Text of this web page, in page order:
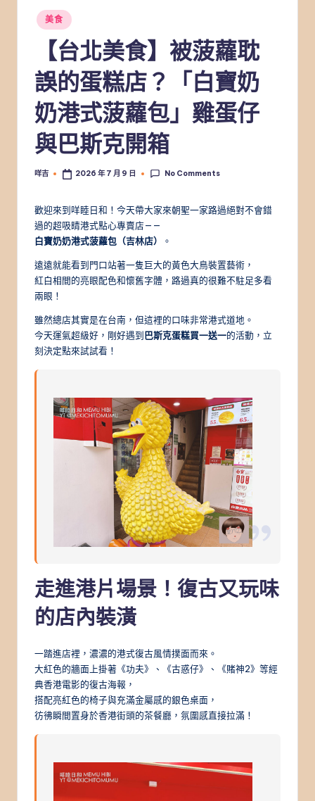
Posted
in
美食
【台北美食】被菠蘿耽
誤的蛋糕店？「白寶奶
奶港式菠蘿包」雞蛋仔
與巴斯克開箱
Posted
咩吉 2026 年 7 月 9 日 No Comments
歡迎來到咩睦日和！今天帶大家來朝聖一家路過絕對不會錯
過的超吸睛港式點心專賣店——
白寶奶奶港式菠蘿包（吉林店）
。
遠遠就能看到門口站著一隻巨大的黃色大鳥裝置藝術，
紅白相間的亮眼配色和懷舊字體，路過真的很難不駐足多看
兩眼！
雖然總店其實是在台南，但這裡的口味非常港式道地。
今天運氣超級好，剛好遇到巴斯克蛋糕買一送一的活動，立
刻決定點來試試看！
走進港片場景！復古又玩味
的店內裝潢
一踏進店裡，濃濃的港式復古風情撲面而來。
大紅色的牆面上掛著《功夫》、《古惑仔》、《賭神2》等經
典香港電影的復古海報，
搭配亮紅色的椅子與充滿金屬感的銀色桌面，
彷彿瞬間置身於香港街頭的茶餐廳，氛圍感直接拉滿！